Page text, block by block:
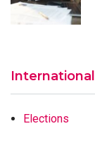
International
Elections